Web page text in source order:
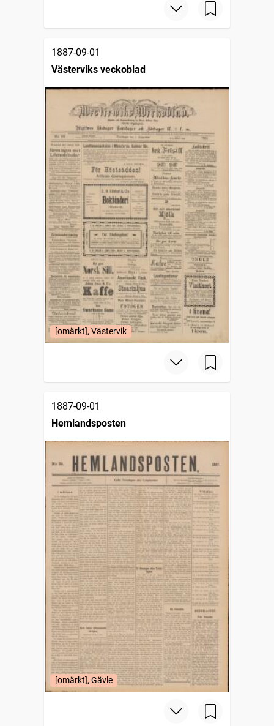
1887-09-01
Västerviks veckoblad
[omärkt], Västervik
1887-09-01
Hemlandsposten
[omärkt], Gävle